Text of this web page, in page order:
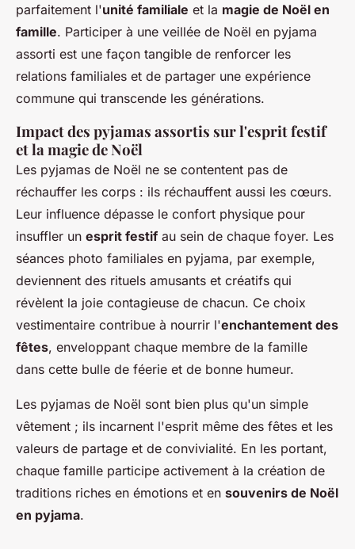
parfaitement l'unité familiale et la magie de Noël en
famille. Participer à une veillée de Noël en pyjama
assorti est une façon tangible de renforcer les
relations familiales et de partager une expérience
commune qui transcende les générations.
Impact des pyjamas assortis sur l'esprit festif
et la magie de Noël
Les pyjamas de Noël ne se contentent pas de
réchauffer les corps : ils réchauffent aussi les cœurs.
Leur influence dépasse le confort physique pour
insuffler un esprit festif au sein de chaque foyer. Les
séances photo familiales en pyjama, par exemple,
deviennent des rituels amusants et créatifs qui
révèlent la joie contagieuse de chacun. Ce choix
vestimentaire contribue à nourrir l'enchantement des
fêtes, enveloppant chaque membre de la famille
dans cette bulle de féerie et de bonne humeur.
Les pyjamas de Noël sont bien plus qu'un simple
vêtement ; ils incarnent l'esprit même des fêtes et les
valeurs de partage et de convivialité. En les portant,
chaque famille participe activement à la création de
traditions riches en émotions et en souvenirs de Noël
en pyjama.